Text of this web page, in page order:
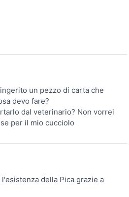
un pezzo di carta che
devo fare?
dal veterinario? Non vorrei
per il mio cucciolo
della Pica grazie a